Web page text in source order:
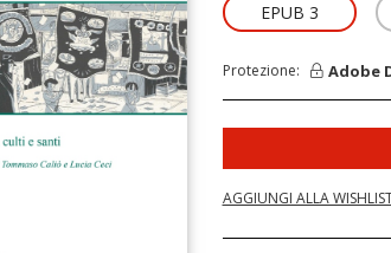
EPUB 3
Protezione: Adobe
AGGIUNGI ALLA